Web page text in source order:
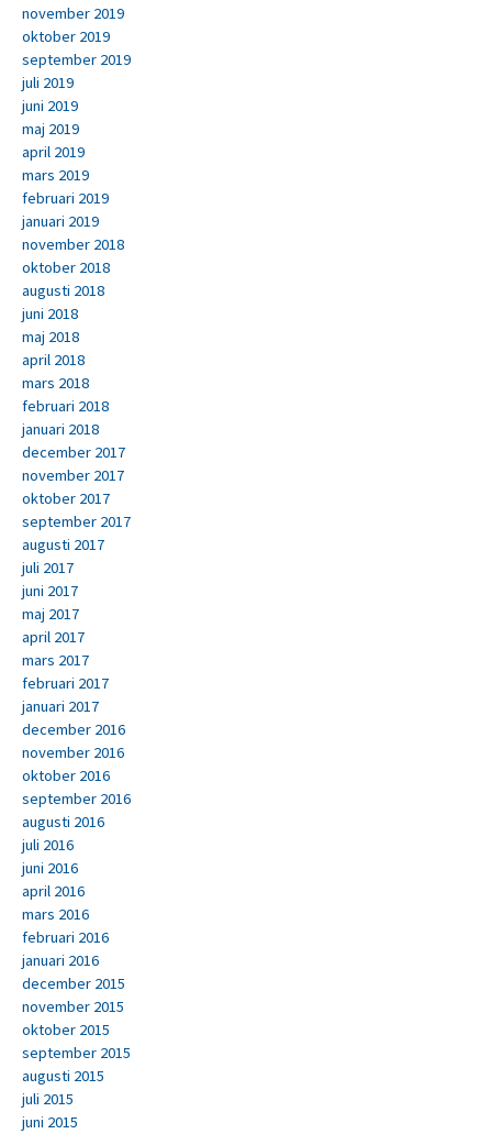
november 2019
oktober 2019
september 2019
juli 2019
juni 2019
maj 2019
april 2019
mars 2019
februari 2019
januari 2019
november 2018
oktober 2018
augusti 2018
juni 2018
maj 2018
april 2018
mars 2018
februari 2018
januari 2018
december 2017
november 2017
oktober 2017
september 2017
augusti 2017
juli 2017
juni 2017
maj 2017
april 2017
mars 2017
februari 2017
januari 2017
december 2016
november 2016
oktober 2016
september 2016
augusti 2016
juli 2016
juni 2016
april 2016
mars 2016
februari 2016
januari 2016
december 2015
november 2015
oktober 2015
september 2015
augusti 2015
juli 2015
juni 2015